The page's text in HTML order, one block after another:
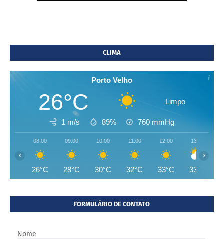
CLIMA
Porto Velho
26°C Limpo
1 m/s 89% 760 mmHg
08:00
26°C
09:00
28°C
10:00
30°C
11:00
32°C
12:00
33°C
13:00
33°C
‹ ›
FORMULÁRIO DE CONTATO
Nome